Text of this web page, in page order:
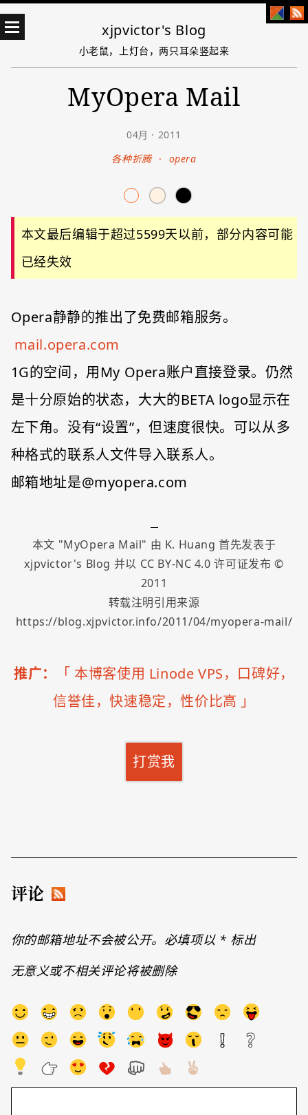
xjpvictor's Blog
小老鼠，上灯台，两只耳朵竖起来
MyOpera Mail
04月 · 2011
各种折腾 · opera
本文最后编辑于超过5599天以前，部分内容可能
已经失效
Opera静静的推出了免费邮箱服务。
mail.opera.com
1G的空间，用My Opera账户直接登录。仍然
是十分原始的状态，大大的BETA logo显示在
左下角。没有“设置”，但速度很快。可以从多
种格式的联系人文件导入联系人。
邮箱地址是@myopera.com
本文 "MyOpera Mail" 由 K. Huang 首先发表于
xjpvictor's Blog 并以 CC BY-NC 4.0 许可证发布 ©
2011
转载注明引用来源
https://blog.xjpvictor.info/2011/04/myopera-mail/
推广： 「 本博客使用 Linode VPS，口碑好，
信誉佳，快速稳定，性价比高 」
打赏我
评论
你的邮箱地址不会被公开。必填项以 *标出
无意义或不相关评论将被删除